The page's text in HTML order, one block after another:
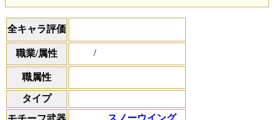
全キャラ評価
職業/属性 /
職属性
タイプ